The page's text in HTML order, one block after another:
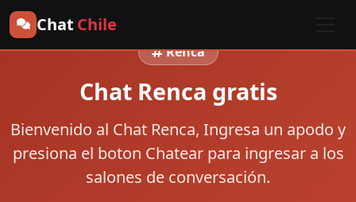
Chat Chile
Renca
Chat Renca gratis
Bienvenido al Chat Renca, Ingresa un apodo y
presiona el boton Chatearpara ingresar a los
salones de conversación.